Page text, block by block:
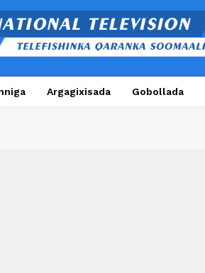
Argagixisada Gobollada